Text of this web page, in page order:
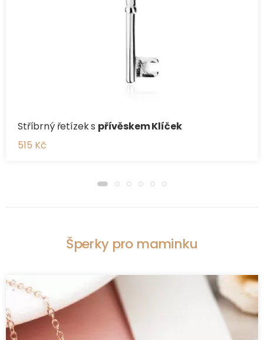
Stříbrný řetízek s přívěskem Klíček
515 Kč
Šperky pro maminku